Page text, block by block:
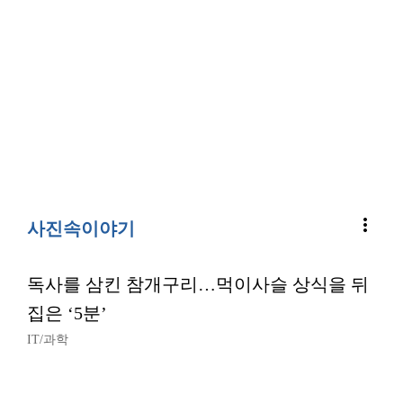
사진속이야기 more_vert
독사를 삼킨 참개구리…먹이사슬 상식을 뒤
집은 ‘5분’
IT/과학